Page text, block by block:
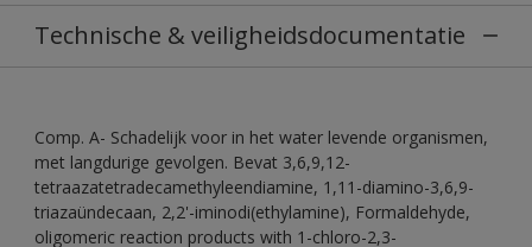
Technische & veiligheidsdocumentatie
Comp. A- Schadelijk voor in het water levende organismen,
met langdurige gevolgen. Bevat 3,6,9,12-
tetraazatetradecamethyleendiamine, 1,11-diamino-3,6,9-
triazaündecaan, 2,2'-iminodi(ethylamine), Formaldehyde,
oligomeric reaction products with 1-chloro-2,3-